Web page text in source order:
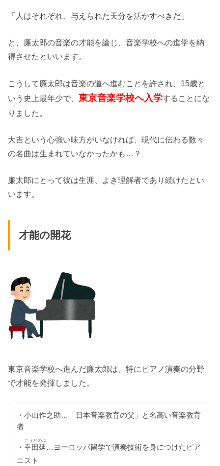
「人はそれぞれ、与えられた天分を活かすべきだ」
と、廉太郎の音楽の才能を論じ、音楽学校への進学を納
得させたといいます。
こうして廉太郎は音楽の道へ進むことを許され、15歳と
いう史上最年少で、東京音楽学校へ入学することにな
りました。
大吉という心強い味方がいなければ、現代に伝わる数々
の名曲は生まれていなかったかも…？
廉太郎にとって彼は生涯、よき理解者であり続けたとい
います。
才能の開花
東京音楽学校へ進んだ廉太郎は、特にピアノ演奏の分野
で才能を発揮しました。
・小山作之助…「日本音楽教育の父」と名高い音楽教育
者
・幸田延
こうだのぶ
…ヨーロッパ留学で演奏技術を身につけたピア
ニスト